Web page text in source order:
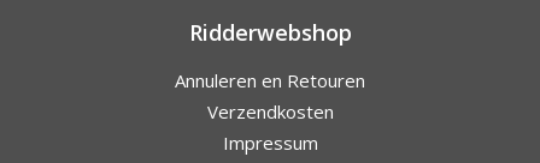
Ridderwebshop
Annuleren en Retouren
Verzendkosten
Impressum